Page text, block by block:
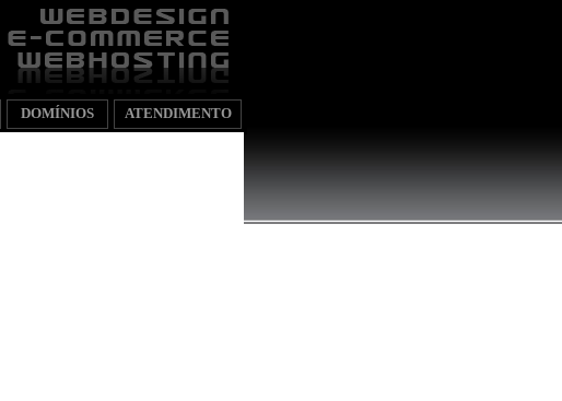
DOMÍNIOS ATENDIMENTO